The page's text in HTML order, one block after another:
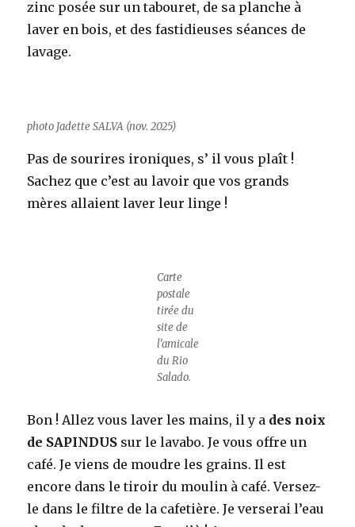
zinc posée sur un tabouret, de sa planche à
laver en bois, et des fastidieuses séances de
lavage.
photo Jadette SALVA (nov. 2025)
Pas de sourires ironiques, s’ il vous plaît !
Sachez que c’est au lavoir que vos grands
mères allaient laver leur linge !
Carte
postale
tirée du
site de
l’amicale
du Rio
Salado.
Bon ! Allez vous laver les mains, il y a des noix
de SAPINDUS sur le lavabo. Je vous offre un
café. Je viens de moudre les grains. Il est
encore dans le tiroir du moulin à café. Versez-
le dans le filtre de la cafetière. Je verserai l’eau